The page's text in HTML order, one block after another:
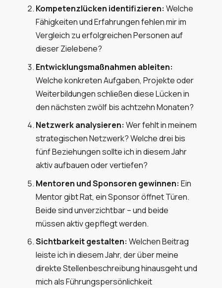
Kompetenzlücken identifizieren: Welche
Fähigkeiten und Erfahrungen fehlen mir im
Vergleich zu erfolgreichen Personen auf
dieser Zielebene?
Entwicklungsmaßnahmen ableiten:
Welche konkreten Aufgaben, Projekte oder
Weiterbildungen schließen diese Lücken in
den nächsten zwölf bis achtzehn Monaten?
Netzwerk analysieren: Wer fehlt in meinem
strategischen Netzwerk? Welche drei bis
fünf Beziehungen sollte ich in diesem Jahr
aktiv aufbauen oder vertiefen?
Mentoren und Sponsoren gewinnen: Ein
Mentor gibt Rat, ein Sponsor öffnet Türen.
Beide sind unverzichtbar – und beide
müssen aktiv gepflegt werden.
Sichtbarkeit gestalten: Welchen Beitrag
leiste ich in diesem Jahr, der über meine
direkte Stellenbeschreibung hinausgeht und
mich als Führungspersönlichkeit